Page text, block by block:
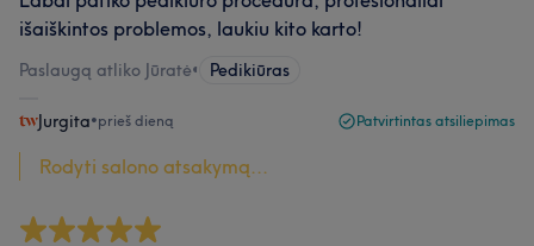
išaiškintos problemos, laukiu kito karto!
Paslaugą atliko Jūratė• Pedikiūras
Jurgita•prieš dieną Patvirtintas atsiliepimas
Rodyti salono atsakymą...